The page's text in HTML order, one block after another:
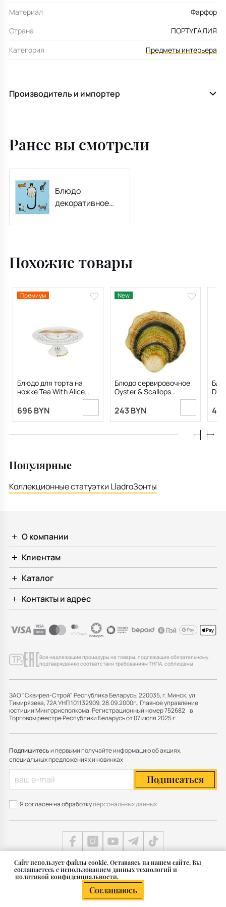
Материал
Фарфор
Страна
ПОРТУГАЛИЯ
Категория
Предметы интерьера
Производитель и импортер
Ранее вы смотрели
Блюдо
декоративное
Alegre by Martin
Похожие товары
Премиум
Блюдо для торта на
ножке Tea With Alice
696 BYN
New
Блюдо сервировочное
Oyster & Scallops
243 BYN
Популярные
Коллекционные статуэтки LladroЗонты
Cайт использует файлы cookie. Оставаясь на нашем сайте, Вы
соглашаетесь с использованием данных технологий и
политикой конфиденциальности.
Соглашаюсь
О компании
Клиентам
Каталог
Контакты и адрес
Все надлежащие процедуры на товары, подлежащие обязательному
подтверждению соответствия требованиям ТНПА, соблюдены
ЗАО "Сквирел-Строй" Республика Беларусь, 220035, г. Минск, ул.
Тимирязева, 72А УНП 101132909, 28.09.2000г., Главное управление
юстиции Мингорисполкома. Регистрационный номер 752682 в
Торговом реестре Республики Беларусь от 07 июля 2025 г.
Подпишитесьи первыми получайте информацию об акциях,
специальных предложениях и новинках
Подписаться
Я согласен на обработкуперсональных данных
© 2011 — 2026 Группа СКВИРЕЛ в Беларуси
Карта сайта
Разработка сайта — SLAM